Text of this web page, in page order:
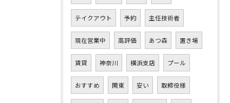
テイクアウト 予約 主任技術者
現在営業中 高評価 あつ森 置き場
賃貸 神奈川 横浜支店 プール
おすすめ 関東 安い 取締役様